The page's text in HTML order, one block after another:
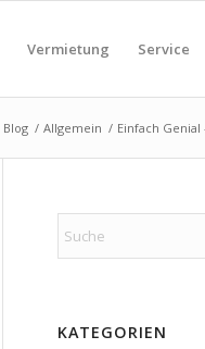
Vermietung Service
Blog / Allgemein / Einfach Genial
KATEGORIEN